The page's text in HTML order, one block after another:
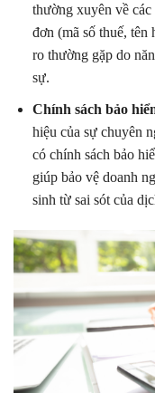
thường xuyên về
đơn (mã số thuế, tên
ro thường gặp do
sự.
Chính sách bảo
hiệu của sự chuyên
có chính sách bảo
giúp bảo vệ doanh
sinh từ sai sót của